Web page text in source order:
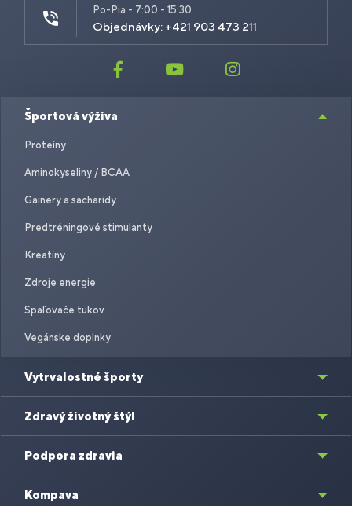
Po-Pia - 7:00 - 15:30
Objednávky: +421 903 473 211
Športová výživa
Proteíny
Aminokyseliny / BCAA
Gainery a sacharidy
Predtréningové stimulanty
Kreatíny
Zdroje energie
Spaľovače tukov
Vegánske doplnky
Vytrvalostné športy
Zdravý životný štýl
Podpora zdravia
Kompava